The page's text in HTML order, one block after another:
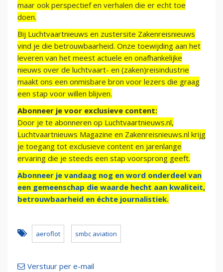
maar ook perspectief en verhalen die er echt toe
doen.
Bij Luchtvaartnieuws en zustersite Zakenreisnieuws
vind je die betrouwbaarheid. Onze toewijding aan het
leveren van het meest actuele en onafhankelijke
nieuws over de luchtvaart- en (zaken)reisindustrie
maakt ons een onmisbare bron voor lezers die graag
een stap voor willen blijven.
Abonneer je voor exclusieve content:
Door je te abonneren op Luchtvaartnieuws.nl,
Luchtvaartnieuws Magazine en Zakenreisnieuws.nl krijg
je toegang tot exclusieve content en jarenlange
ervaring die je steeds een stap voorsprong geeft.
Abonneer je vandaag nog en word onderdeel van
een gemeenschap die waarde hecht aan kwaliteit,
betrouwbaarheid en échte journalistiek.
aeroflot smbc aviation
Verstuur per e-mail